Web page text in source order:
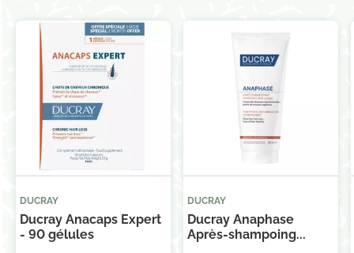
DUCRAY
Ducray Anacaps Expert
- 90 gélules
DUCRAY
Ducray Anaphase
Après-shampoing...